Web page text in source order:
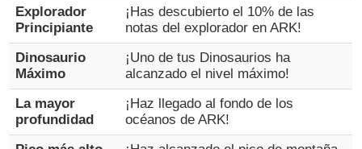
Explorador
Principiante
¡Has descubierto el 10% de las
notas del explorador en ARK!
Dinosaurio
Máximo
¡Uno de tus Dinosaurios ha
alcanzado el nivel máximo!
La mayor
profundidad
¡Haz llegado al fondo de los
océanos de ARK!